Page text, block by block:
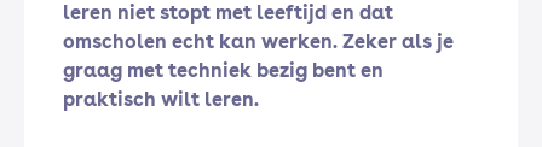
leren niet stopt met leeftijd en dat
omscholen echt kan werken. Zeker als je
graag met techniek bezig bent en
praktisch wilt leren.